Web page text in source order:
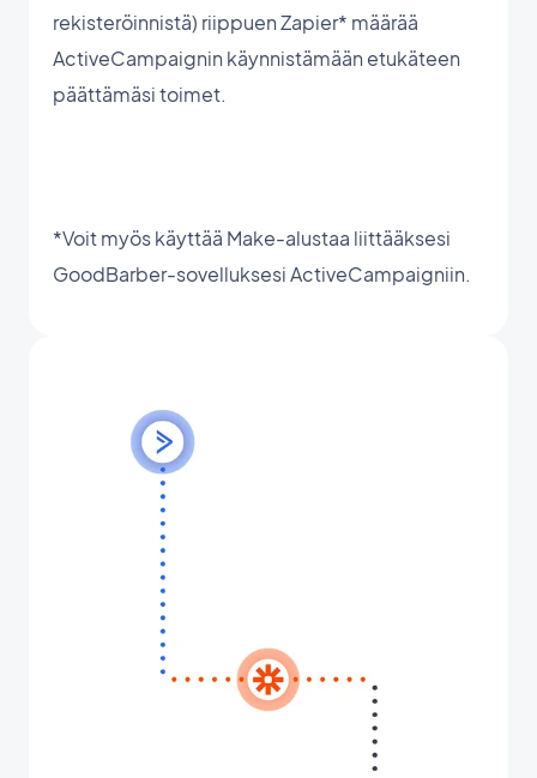
rekisteröinnistä) riippuen Zapier* määrää
ActiveCampaignin käynnistämään etukäteen
päättämäsi toimet.
*Voit myös käyttää Make-alustaa liittääksesi
GoodBarber-sovelluksesi ActiveCampaigniin.